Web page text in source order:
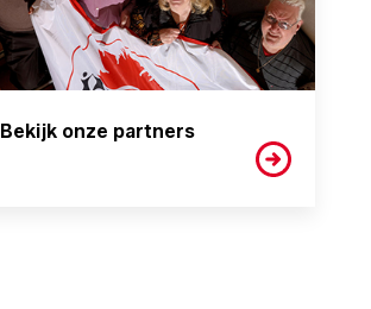
Bekijk onze partners